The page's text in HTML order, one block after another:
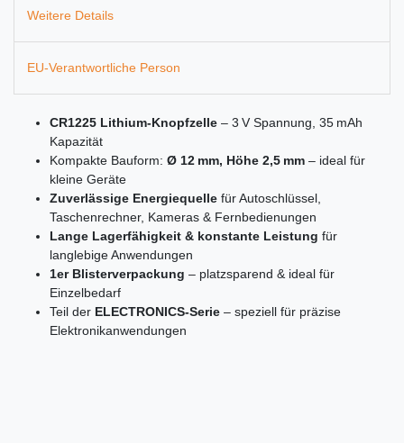
Weitere Details
EU-Verantwortliche Person
CR1225 Lithium-Knopfzelle – 3 V Spannung, 35 mAh
Kapazität
Kompakte Bauform: Ø 12 mm, Höhe 2,5 mm – ideal für
kleine Geräte
Zuverlässige Energiequelle für Autoschlüssel,
Taschenrechner, Kameras & Fernbedienungen
Lange Lagerfähigkeit & konstante Leistung für
langlebige Anwendungen
1er Blisterverpackung – platzsparend & ideal für
Einzelbedarf
Teil der ELECTRONICS-Serie – speziell für präzise
Elektronikanwendungen